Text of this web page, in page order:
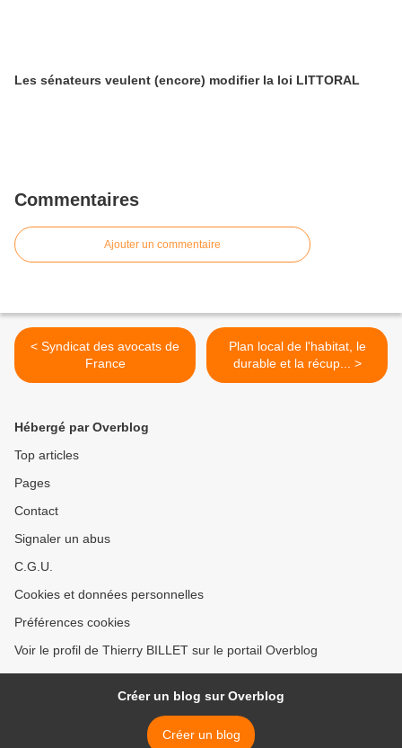
Les sénateurs veulent (encore) modifier la loi LITTORAL
Commentaires
Ajouter un commentaire
< Syndicat des avocats de
France
Plan local de l'habitat, le
durable et la récup... >
Hébergé par Overblog
Top articles
Pages
Contact
Signaler un abus
C.G.U.
Cookies et données personnelles
Préférences cookies
Voir le profil de Thierry BILLET sur le portail Overblog
Créer un blog sur Overblog
Créer un blog